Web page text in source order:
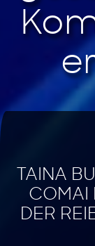
TAINA
COMAI
DER